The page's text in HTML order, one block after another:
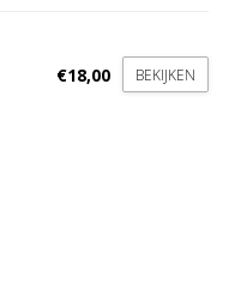
€18,00 BEKIJKEN